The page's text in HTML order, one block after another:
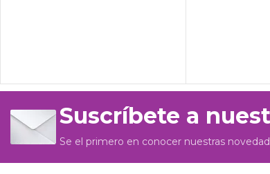
Suscríbete a
Se el primero en conocer nuestras